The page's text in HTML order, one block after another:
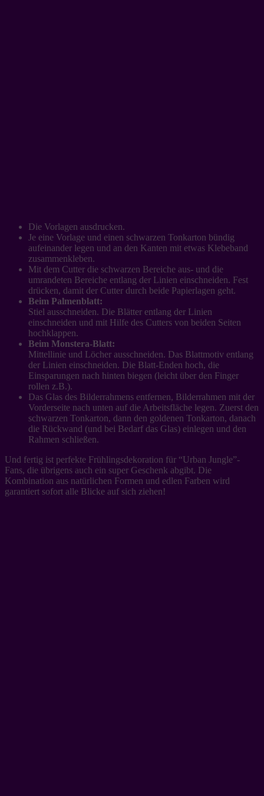
Die Vorlagen ausdrucken.
Je eine Vorlage und einen schwarzen Tonkarton bündig
aufeinander legen und an den Kanten mit etwas Klebeband
zusammenkleben.
Mit dem Cutter die schwarzen Bereiche aus- und die
umrandeten Bereiche entlang der Linien einschneiden. Fest
drücken, damit der Cutter durch beide Papierlagen geht.
Beim Palmenblatt:
Stiel ausschneiden. Die Blätter entlang der Linien
einschneiden und mit Hilfe des Cutters von beiden Seiten
hochklappen.
Beim Monstera-Blatt:
Mittellinie und Löcher ausschneiden. Das Blattmotiv entlang
der Linien einschneiden. Die Blatt-Enden hoch, die
Einsparungen nach hinten biegen (leicht über den Finger
rollen z.B.).
Das Glas des Bilderrahmens entfernen, Bilderrahmen mit der
Vorderseite nach unten auf die Arbeitsfläche legen. Zuerst den
schwarzen Tonkarton, dann den goldenen Tonkarton, danach
die Rückwand (und bei Bedarf das Glas) einlegen und den
Rahmen schließen.
Und fertig ist perfekte Frühlingsdekoration für “Urban Jungle”-
Fans, die übrigens auch ein super Geschenk abgibt. Die
Kombination aus natürlichen Formen und edlen Farben wird
garantiert sofort alle Blicke auf sich ziehen!